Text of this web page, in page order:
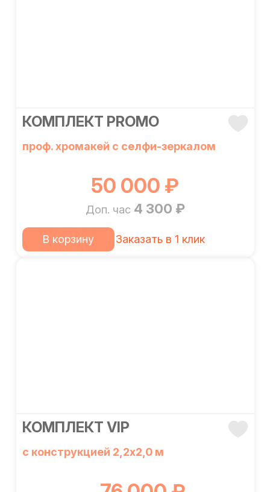
КОМПЛЕКТ PROMO
проф. хромакей с селфи-зеркалом
50 000 ₽
Доп. час 4 300 ₽
В корзину Заказать в 1 клик
КОМПЛЕКТ VIP
с конструкцией 2,2х2,0 м